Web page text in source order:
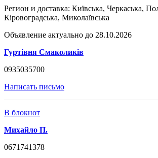
Регион и доставка: Київська, Черкаська,
Кіровоградська, Миколаївська
Объявление актуально до 28.10.2026
Гуртівня Смаколиків
0935035700
Написать письмо
В блокнот
Михайло П.
0671741378